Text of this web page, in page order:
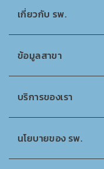
เกี่ยวกับ รพ.
ข้อมูลสาขา
บริการของเรา
นโยบายของ รพ.